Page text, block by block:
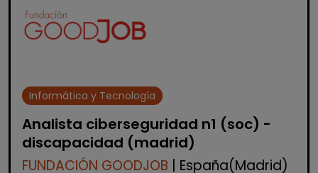
Informática y Tecnología
Analista ciberseguridad n1 (soc) -
discapacidad (madrid)
FUNDACIÓN GOODJOB | España(Madrid)